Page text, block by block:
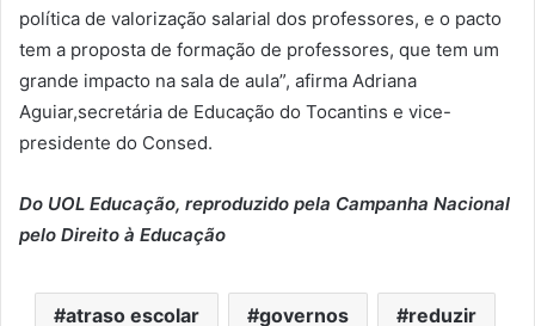
política de valorização salarial dos professores, e o pacto
tem a proposta de formação de professores, que tem um
grande impacto na sala de aula”, afirma Adriana
Aguiar,secretária de Educação do Tocantins e vice-
presidente do Consed.
Do UOL Educação, reproduzido pela Campanha Nacional
pelo Direito à Educação
atraso escolar governos reduzir